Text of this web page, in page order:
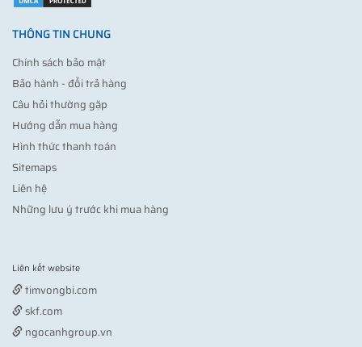
THÔNG TIN CHUNG
Chính sách bảo mật
Bảo hành - đổi trả hàng
Câu hỏi thường gặp
Hướng dẫn mua hàng
Hình thức thanh toán
Sitemaps
Liên hệ
Những lưu ý trước khi mua hàng
Liên kết website
timvongbi.com
skf.com
ngocanhgroup.vn